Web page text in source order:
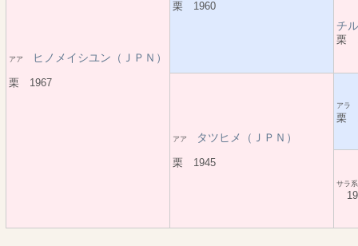
アア ヒノメイシユン（ＪＰＮ）
栗 1967
栗 1960
チ
栗
アア タツヒメ（ＪＰＮ）
栗 1945
ア
栗
サラ